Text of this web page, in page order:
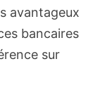
avantageux
bancaires
sur